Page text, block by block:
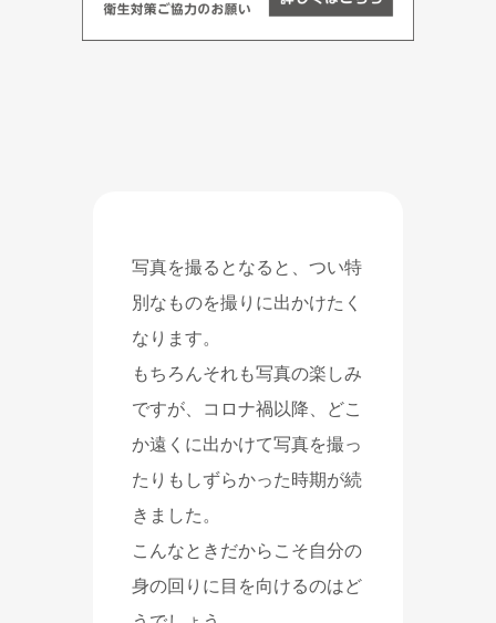
写真を撮るとなると、つい特
別なものを撮りに出かけたく
なります。
もちろんそれも写真の楽しみ
ですが、コロナ禍以降、どこ
か遠くに出かけて写真を撮っ
たりもしずらかった時期が続
きました。
こんなときだからこそ自分の
身の回りに目を向けるのはど